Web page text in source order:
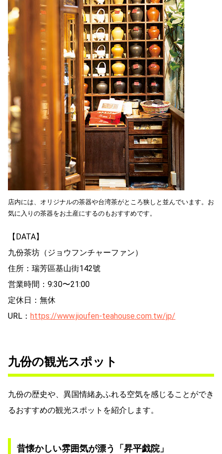
店内には、オリジナルの茶器や台湾茶がところ狭しと並んでいます。お
気に入りの茶器をお土産にするのもおすすめです。
【DATA】
九份茶坊（ジョウフンチャーファン）
住所：瑞芳區基山街142號
営業時間：9:30〜21:00
定休日：無休
URL： https://www.jioufen-teahouse.com.tw/jp/
九份の観光スポット
九份の歴史や、異国情緒あふれる空気を感じることができ
るおすすめの観光スポットを紹介します。
昔懐かしい雰囲気が漂う「昇平戯院」